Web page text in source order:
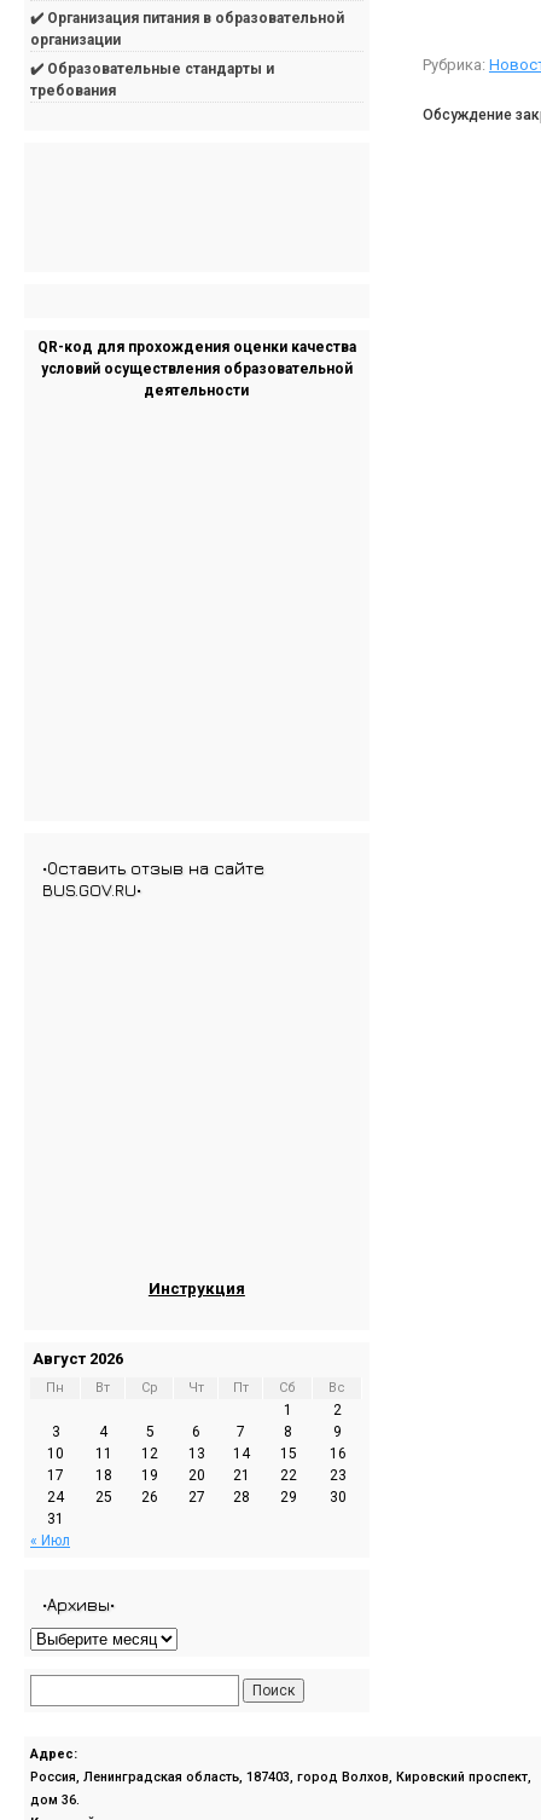
Рубрика:
Обсуждение
✔️ Организация питания в образовательной
организации
✔️ Образовательные стандарты и
требования
QR-код для прохождения оценки качества
условий осуществления образовательной
деятельности
•Оставить отзыв на сайте
BUS.GOV.RU•
Инструкция
Август 2026
Пн Вт Ср Чт Пт Сб Вс
1
2
3
4 5 6 7 8
9
10
11 12 13 14 15
16
17
18 19 20 21 22
23
24
25 26 27 28 29
30
31
« Июл
•Архивы•
Адрес:
Россия, Ленинградская область, 187403, город Волхов, Кировский проспект,
дом 36.